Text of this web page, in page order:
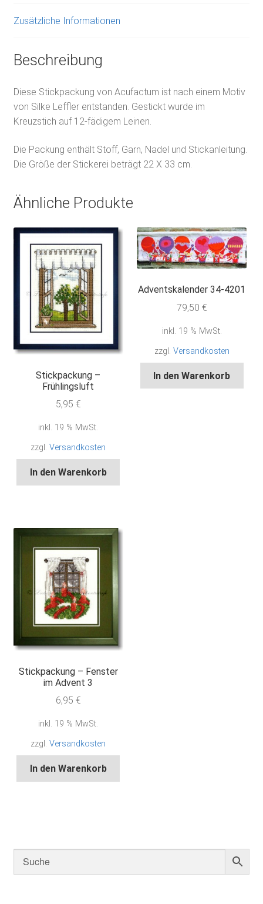
Zusätzliche Informationen
Beschreibung
Diese Stickpackung von Acufactum ist nach einem Motiv
von Silke Leffler entstanden. Gestickt wurde im
Kreuzstich auf 12-fädigem Leinen.
Die Packung enthält Stoff, Garn, Nadel und Stickanleitung.
Die Größe der Stickerei beträgt 22 X 33 cm.
Ähnliche Produkte
Stickpackung –
Frühlingsluft
5,95 €
inkl. 19 % MwSt.
zzgl.Versandkosten
In den Warenkorb
Adventskalender 34-4201
79,50 €
inkl. 19 % MwSt.
zzgl. Versandkosten
In den Warenkorb
Stickpackung – Fenster
im Advent 3
6,95 €
inkl. 19 % MwSt.
zzgl.Versandkosten
In den Warenkorb